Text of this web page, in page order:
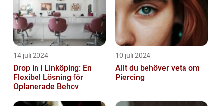
14 juli 2024
Drop in i Linköping: En
Flexibel Lösning för
Oplanerade Behov
10 juli 2024
Allt du behöver veta om
Piercing